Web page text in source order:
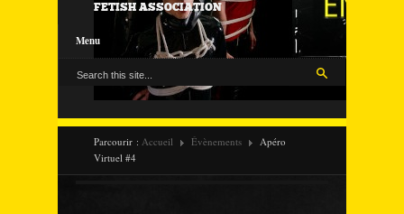
FETISH ASSOCIATION
Menu
Parcourir : Accueil Évènements
Apéro
Virtuel #4